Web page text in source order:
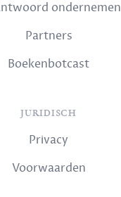
ondernemen
Partners
Boekenbotcast
JURIDISCH
Privacy
Voorwaarden